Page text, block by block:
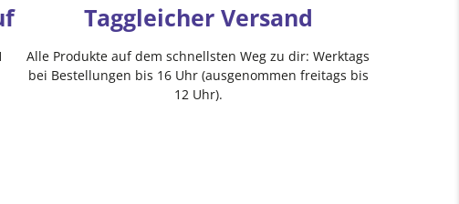
Taggleicher Versand
Alle Produkte auf dem schnellsten Weg zu dir: Werktags
bei Bestellungen bis 16 Uhr (ausgenommen freitags bis
12 Uhr).